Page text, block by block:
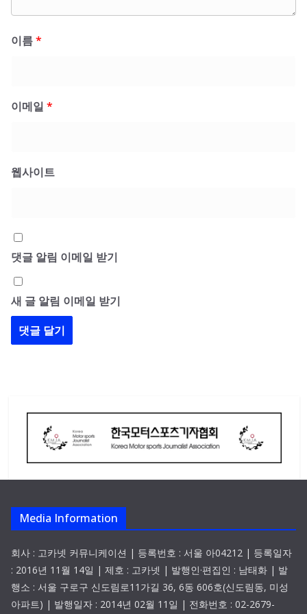
이름*
이메일 *
웹사이트
댓글 알림 이메일 받기
새 글 알림 이메일 받기
Media Information
회사 : 고카넷 커뮤니케이션 | 등록번호 : 서울 아04212 | 등록일자
: 2016년 11월 14일 | 제호 : 고카넷 | 발행인·편집인 : 남태화 | 발
행소 : 서울 구로구 신도림로11가길 36, 6동 606호(신도림동, 미성
아파트) | 발행일자 : 2014년 02월 11일 | 전화번호 : 02-2679-